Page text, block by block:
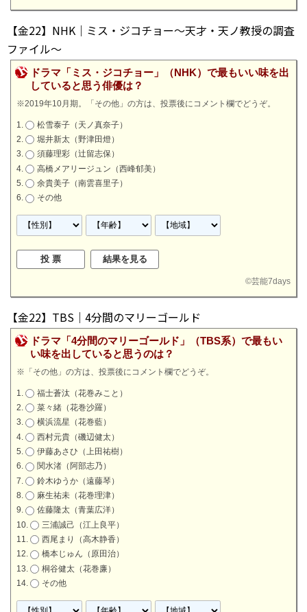
【金22】NHK｜ミス・ジコチョー～天才・天ノ教授の調査
ファイル～
ドラマ「ミス・ジコチョー」（NHK）で最もいい味を出
していると思う俳優は？
※2019年10月期。「その他」の方は、投票後にコメント欄でどうぞ。
松雪泰子（天ノ真奈子）
堀井新太（野津田燈）
須藤理彩（辻留志保）
高橋メアリージュン（西峰郁美）
余貴美子（南雲喜里子）
その他
©芸能7days
【金22】TBS｜4分間のマリーゴールド
ドラマ「4分間のマリーゴールド」（TBS系）で最もい
い味を出していると思うのは？
※「その他」の方は、投票後にコメント欄でどうぞ。
福士蒼汰（花巻みこと）
菜々緒（花巻沙羅）
横浜流星（花巻藍）
西村元貴（磯辺健太）
伊藤あさひ（上田祐樹）
関水渚（阿部志乃）
鈴木ゆうか（遠藤琴）
麻生祐未（花巻理津）
佐藤隆太（青葉広洋）
三浦誠己（江上良平）
西尾まり（高木静香）
橋本じゅん（原田治）
桐谷健太（花巻廉）
その他